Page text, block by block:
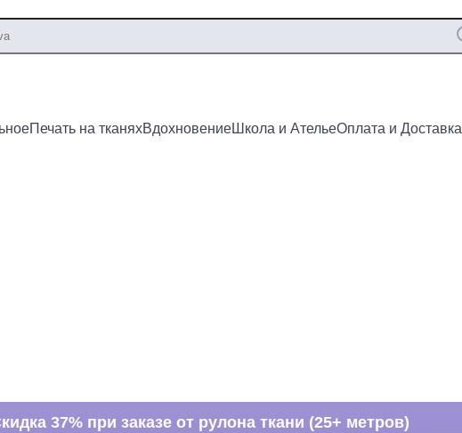
Печать на тканяхВдохновениеШкола и АтельеОплата и Доставка
37% при заказе от рулона ткани (25+ метров)